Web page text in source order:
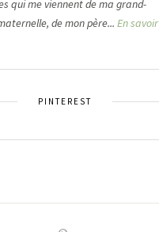
qui me viennent de ma grand-
de mon père... En savoir
PINTEREST